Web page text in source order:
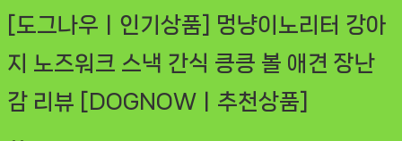
[도그나우ㅣ인기상품] 멍냥이노리터 강아
지 노즈워크 스낵 간식 킁킁 볼 애견 장난
감 리뷰 [DOGNOWㅣ추천상품]